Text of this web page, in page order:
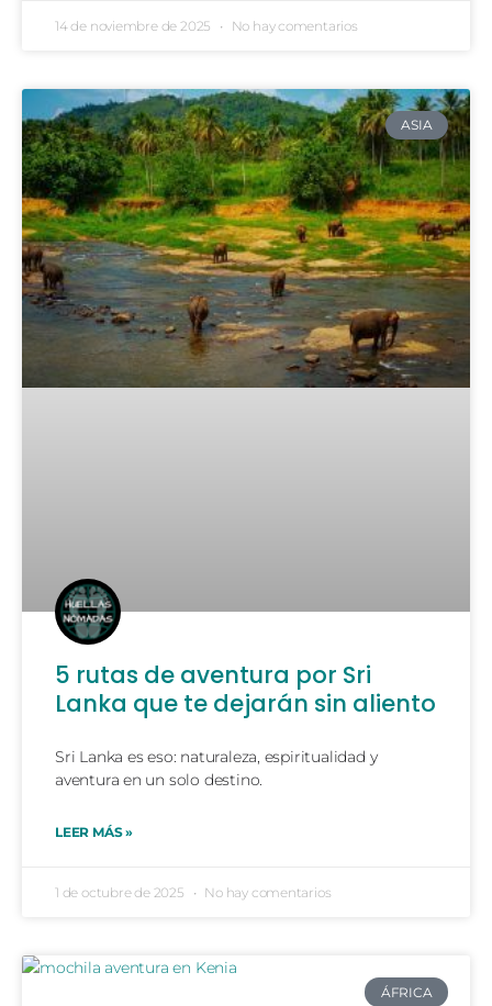
14 de noviembre de 2025 No hay comentarios
ASIA
5 rutas de aventura por Sri
Lanka que te dejarán sin aliento
Sri Lanka es eso: naturaleza, espiritualidad y
aventura en un solo destino.
LEER MÁS »
1 de octubre de 2025 No hay comentarios
ÁFRICA